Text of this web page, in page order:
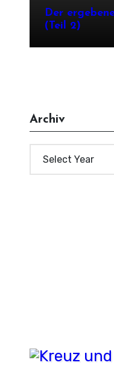
Der
(Teil 2)
Archiv